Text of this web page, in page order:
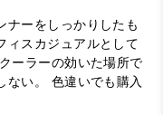
ナーをしっかりしたも
ィスカジュアルとして
ーラーの効いた場所で
ない。 色違いでも購入